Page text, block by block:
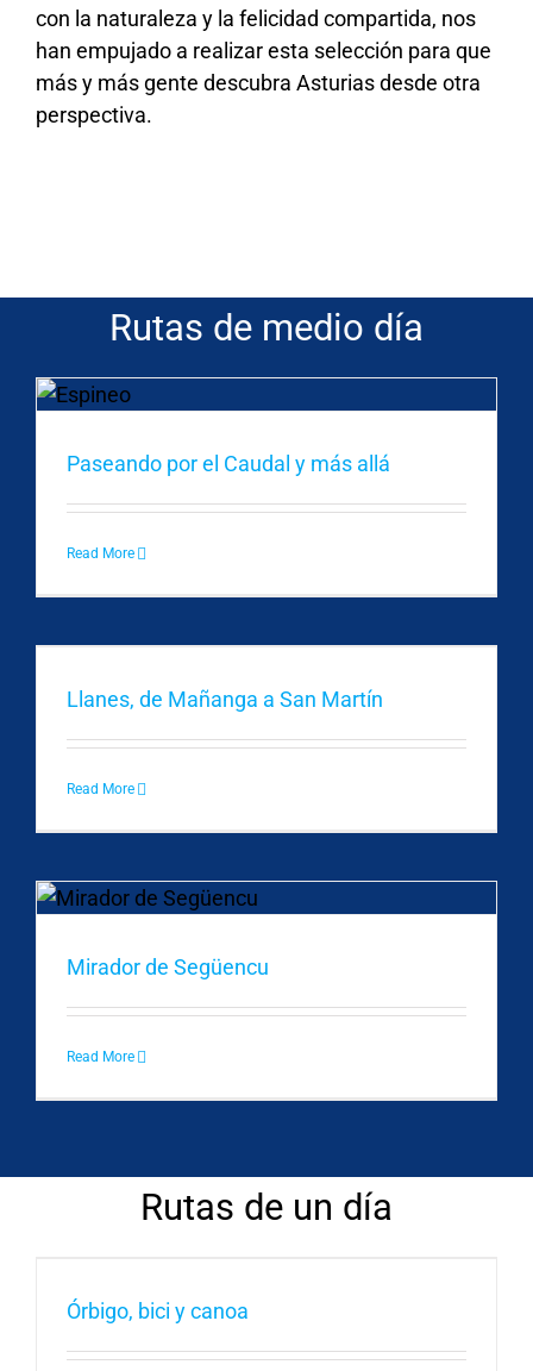
con la naturaleza y la felicidad compartida, nos
han empujado a realizar esta selección para que
más y más gente descubra Asturias desde otra
perspectiva.
Rutas de medio día
Paseando por el Caudal y más allá
Read More
Llanes, de Mañanga a San Martín
Read More
Mirador de Següencu
Read More
Rutas de un día
Órbigo, bici y canoa